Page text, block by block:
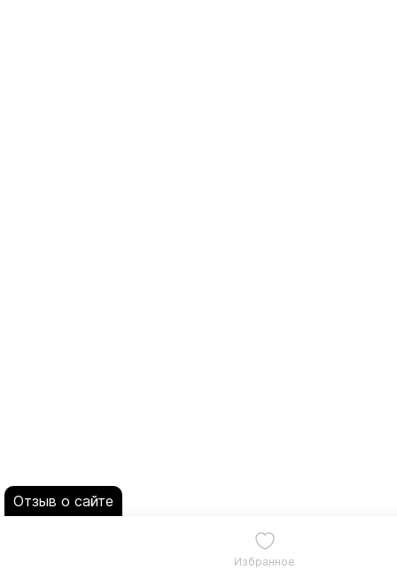
Избранное
Отзыв о сайте